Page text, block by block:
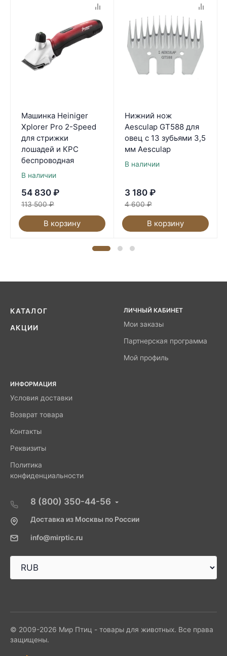
Машинка Heiniger
Xplorer Pro 2-Speed
для стрижки
лошадей и КРС
беспроводная
В наличии
54 830 ₽
113 500 ₽
В корзину
Нижний нож
Aesculap GT588 для
овец с 13 зубьями 3,5
мм Aesculap
В наличии
3 180 ₽
4 600 ₽
В корзину
КАТАЛОГ
АКЦИИ
ЛИЧНЫЙ КАБИНЕТ
Мои заказы
Партнерская программа
Мой профиль
ИНФОРМАЦИЯ
Условия доставки
Возврат товара
Контакты
Реквизиты
Политика
конфиденциальности
8 (800) 350-44-56
Доставка из Москвы по России
info@mirptic.ru
© 2009-2026 Мир Птиц - товары для животных. Все права
защищены.